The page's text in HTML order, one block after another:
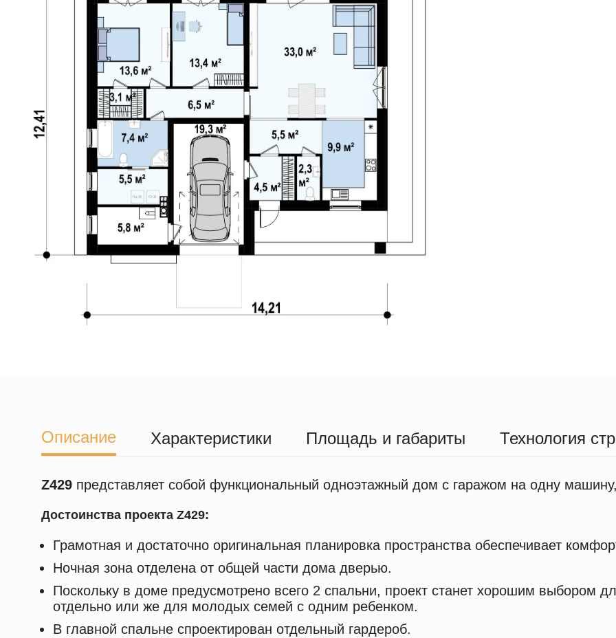
Описание Характеристики Площадь и габариты Технология
Z429 представляет собой функциональный одноэтажный дом с гаражом на одну
Достоинства проекта Z429:
Грамотная и достаточно оригинальная планировка пространства обеспечивает
Ночная зона отделена от общей части дома дверью.
Поскольку в доме предусмотрено всего 2 спальни, проект станет хорошим выбором
отдельно или же для молодых семей с одним ребенком.
В главной спальне спроектирован отдельный гардероб.